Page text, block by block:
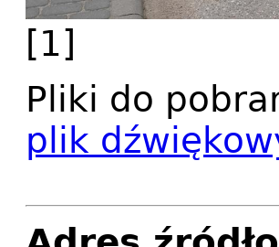
[1]
Pliki do
plik